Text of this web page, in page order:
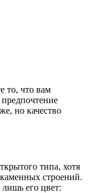
то, что вам
но качество
типа, хотя
строений.
лишь его цвет: